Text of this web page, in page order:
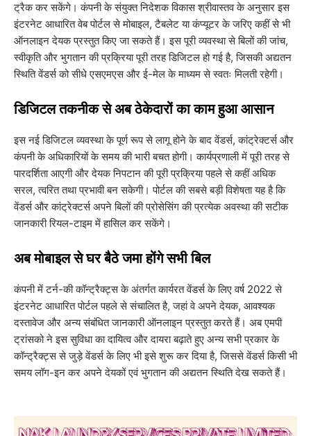
ट्रैक कर सकेंगे। कंपनी के संयुक्त निदेशक विकास श्रीवास्तव के अनुसार इस
इंटरनेट आधारित वेब पोर्टल से मोबाइल, टैबलेट या कंप्यूटर के जरिए कहीं से भी
ऑनलाइन देयक प्रस्तुत किए जा सकते हैं। इस पूरी व्यवस्था से बिलों की जांच,
स्वीकृति और भुगतान की प्रक्रिया पूरी तरह डिजिटल हो गई है, जिसकी अद्यतन
स्थिति वेंडर्स को सीधे एसएमएस और ई-मेल के माध्यम से स्वतः मिलती रहेगी।
​डिजिटल तकनीक से अब ठेकेदारों का काम हुआ आसान
​इस नई डिजिटल व्यवस्था के पूर्ण रूप से लागू होने के बाद वेंडर्स, कांट्रेक्टर्स और
कंपनी के अधिकारियों के समय की भारी बचत होगी। कार्यप्रणाली में पूरी तरह से
पारदर्शिता आएगी और देयक निपटान की पूरी प्रक्रिया पहले से कहीं अधिक
सरल, त्वरित तथा प्रभावी बन सकेगी। पोर्टल की सबसे बड़ी विशेषता यह है कि
वेंडर्स और कांट्रेक्टर्स अपने बिलों की प्रोसेसिंग की प्रत्येक अवस्था की सटीक
जानकारी रियल-टाइम में हासिल कर सकेंगे।
​अब मोबाइल से घर बैठे जमा होंगे सभी बिल
​कंपनी में टर्न-की कॉन्ट्रैक्ट्स के अंतर्गत कार्यरत वेंडर्स के लिए वर्ष 2022 से
इंटरनेट आधारित पोर्टल पहले से संचालित है, जहां वे अपने देयक, आवश्यक
दस्तावेज और अन्य संबंधित जानकारी ऑनलाइन प्रस्तुत करते हैं। अब एमपी
ट्रांसको ने इस सुविधा का दायित्व और दायरा बढ़ाते हुए अन्य सभी प्रकार के
कॉन्ट्रैक्ट्स से जुड़े वेंडर्स के लिए भी इसे शुरू कर दिया है, जिससे वेंडर्स किसी भी
समय लॉग-इन कर अपने देयकों एवं भुगतान की अद्यतन स्थिति देख सकते हैं।